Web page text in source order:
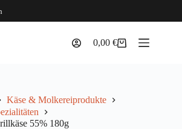
Warenkorb
0,00€
Käse & Molkereiprodukte
55% 180g